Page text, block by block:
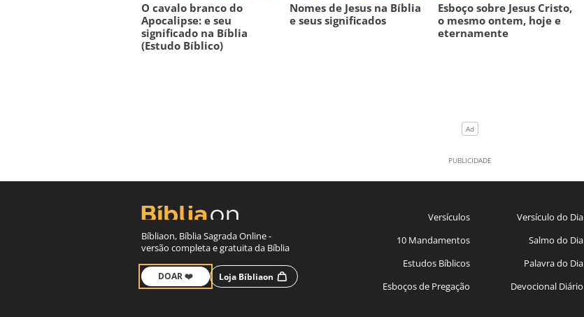
O cavalo branco do
Apocalipse: e seu
significado na Bíblia
(Estudo Bíblico)
Nomes de Jesus na Bíblia
e seus significados
Esboço sobre Jesus Cristo,
o mesmo ontem, hoje e
eternamente
Bíbliaon, Bíblia Sagrada Online -
versão completa e gratuita da Bíblia
DOAR ❤️ Loja Bíbliaon
Versículos
10 Mandamentos
Estudos Bíblicos
Esboços de Pregação
Versículo do Dia
Salmo do Dia
Palavra do Dia
Devocional Diário